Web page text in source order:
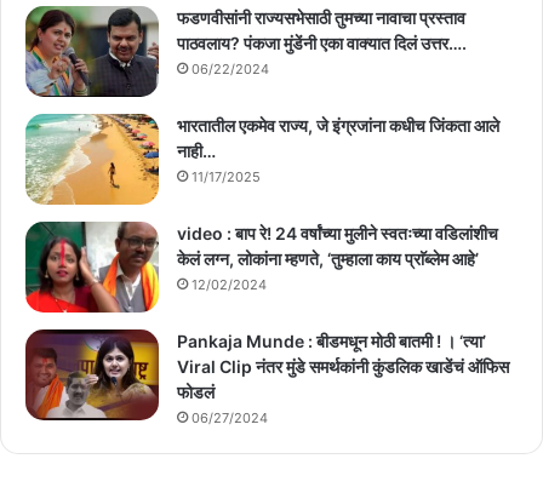
फडणवीसांनी राज्यसभेसाठी तुमच्या नावाचा प्रस्ताव
पाठवलाय? पंकजा मुंडेंनी एका वाक्यात दिलं उत्तर….
06/22/2024
भारतातील एकमेव राज्य, जे इंग्रजांना कधीच जिंकता आले
नाही…
11/17/2025
video : बाप रे! 24 वर्षांच्या मुलीने स्वतःच्या वडिलांशीच
केलं लग्न, लोकांना म्हणते, ‘तुम्हाला काय प्राॅब्लेम आहे’
12/02/2024
Pankaja Munde : बीडमधून मोठी बातमी ! । ‘त्या’
Viral Clip नंतर मुंडे समर्थकांनी कुंडलिक खाडेंचं ऑफिस
फोडलं
06/27/2024